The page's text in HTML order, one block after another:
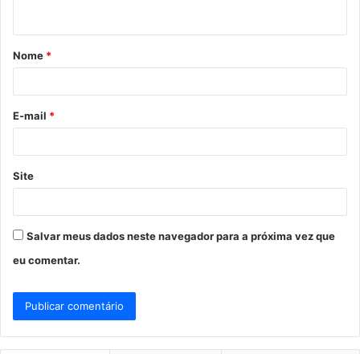
á
r
*
Nome *
E-mail *
Site
Salvar meus dados neste navegador para a próxima vez que
eu comentar.